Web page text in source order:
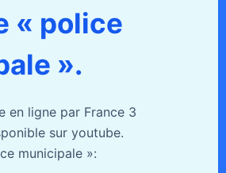
« police
».
en ligne par France 3
sur youtube.
municipale »: